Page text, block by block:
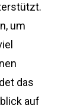
um
das
auf